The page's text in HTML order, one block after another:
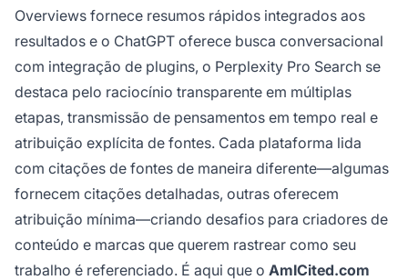
Overviews fornece resumos rápidos integrados aos
resultados e o ChatGPT oferece busca conversacional
com integração de plugins, o Perplexity Pro Search se
destaca pelo raciocínio transparente em múltiplas
etapas, transmissão de pensamentos em tempo real e
atribuição explícita de fontes. Cada plataforma lida
com citações de fontes de maneira diferente—algumas
fornecem citações detalhadas, outras oferecem
atribuição mínima—criando desafios para criadores de
conteúdo e marcas que querem rastrear como seu
trabalho é referenciado. É aqui que o AmICited.com